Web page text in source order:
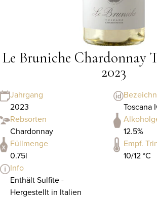
Le Bruniche Chardonnay
2023
Jahrgang
2023
Toscana
Rebsorten
Chardonnay
12.5%
Füllmenge
0.75l
Empf.
10/12 °C
Info
Enthält Sulfite -
Hergestellt in Italien